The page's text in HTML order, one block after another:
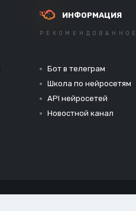
ИНФОРМАЦИЯ
РЕКОМЕНДОВАННОЕ
Бот в телеграм
Школа по нейросетям
API нейросетей
Новостной канал